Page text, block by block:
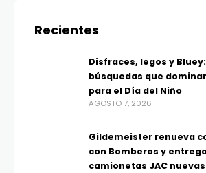
Recientes
Disfraces, legos y
búsquedas que
para el Día del Niño
AGOSTO 7, 2026
Gildemeister renueva
con Bomberos y entrega
camionetas JAC